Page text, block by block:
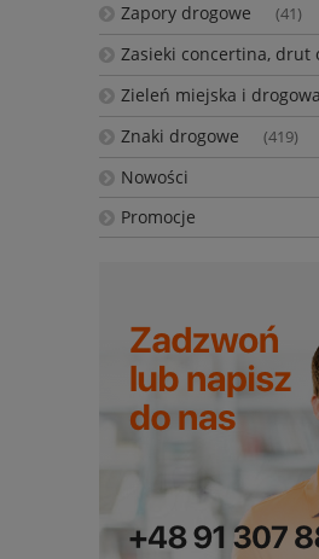
Zapory drogowe (41)
Zasieki concertina, drut
Zieleń miejska i drogowa
Znaki drogowe (419)
Nowości
Promocje